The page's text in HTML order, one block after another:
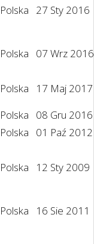
Polska 27 Sty 2016
Polska 07 Wrz 2016
Polska
17 Maj 2017
Polska
08 Gru 2016
Polska 01 Paź 2012
Polska 12 Sty 2009
Polska 16 Sie 2011